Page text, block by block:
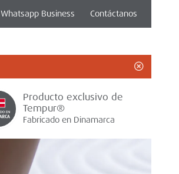
Whatsapp Business Contáctanos
Close
Producto exclusivo de
Tempur®
Fabricado en Dinamarca